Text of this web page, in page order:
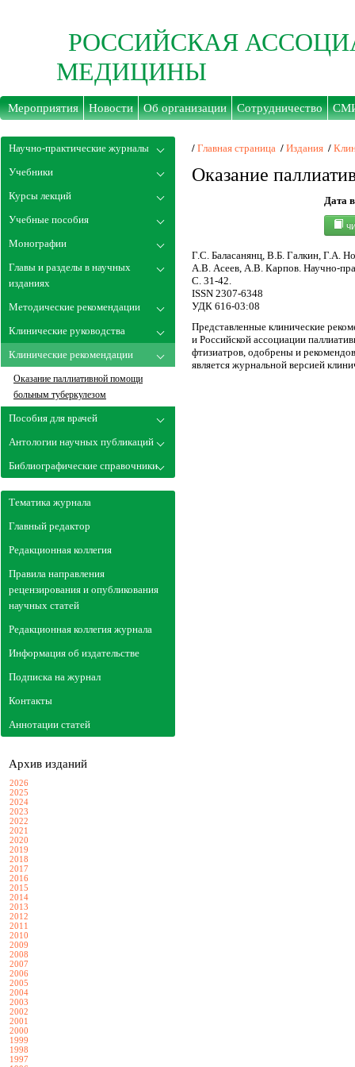
РОССИЙСКАЯ
МЕДИЦИНЫ
Мероприятия Новости Об организации Сотрудничество
Научно-практические журналы
Учебники
Курсы лекций
Учебные пособия
Монографии
Главы и разделы в научных
изданиях
Методические рекомендации
Клинические руководства
Клинические рекомендации
Оказание паллиативной помощи
больным туберкулезом
Пособия для врачей
Антологии научных публикаций
Библиографические справочники
Тематика журнала
Главный редактор
Редакционная коллегия
Правила направления
рецензирования и опубликования
научных статей
Редакционная коллегия журнала
Информация об издательстве
Подписка на журнал
Контакты
Аннотации статей
Архив изданий
2026
2025
2024
2023
2022
2021
2020
2019
2018
2017
2016
2015
2014
2013
2012
2011
2010
2009
2008
2007
2006
2005
2004
2003
2002
2001
2000
1999
1998
1997
/ Главная страница / Издания /
Оказание
Дата
Г.С. Баласанянц, В.Б. Галкин, Г.А.
А.В. Асеев, А.В. Карпов. Научно-
С. 31-42.
ISSN 2307-6348
УДК 616-03:08
Представленные клинические
и Российской ассоциации
фтизиатров, одобрены и
является журнальной версией